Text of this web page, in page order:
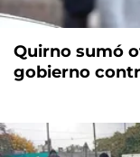
Quirno sumó
gobierno